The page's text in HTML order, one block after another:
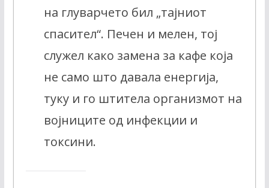
на глуварчето бил „тајниот
спасител“. Печен и мелен, тој
служел како замена за кафе која
не само што давала енергија,
туку и го штитела организмот на
војниците од инфекции и
токсини.